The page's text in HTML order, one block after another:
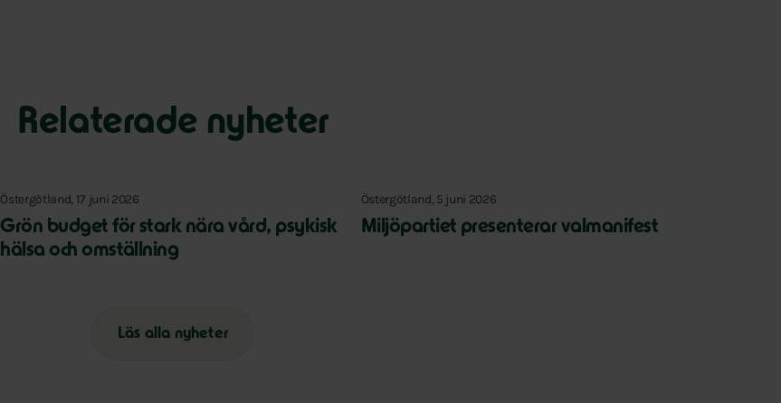
Relaterade nyheter
Östergötland, 17 juni 2026
Grön budget för stark nära vård, psykisk
hälsa och omställning
Östergötland, 5 juni 2026
Miljöpartiet presenterar valmanifest
Läs alla nyheter